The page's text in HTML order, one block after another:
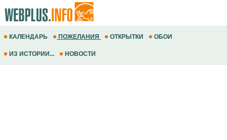
КАЛЕНДАРЬ ПОЖЕЛАНИЯ ОТКРЫТКИ ОБОИ
ИЗ ИСТОРИИ... НОВОСТИ